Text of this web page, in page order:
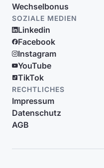
Wechselbonus
SOZIALE MEDIEN
Linkedin
Facebook
Instagram
YouTube
TikTok
RECHTLICHES
Impressum
Datenschutz
AGB